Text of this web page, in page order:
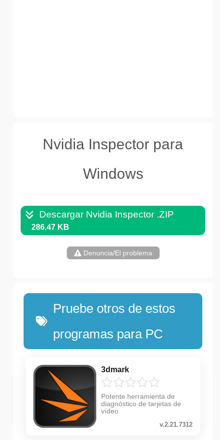
Nvidia Inspector para
Windows
Descargar Nvidia Inspector .ZIP
286.47 KB
Denuncia/El problema
Pruebe otros de estos
programas para PC
3dmark
Potente herramienta de
diagnóstico de tarjetas de
vídeo
v.2.21.7312